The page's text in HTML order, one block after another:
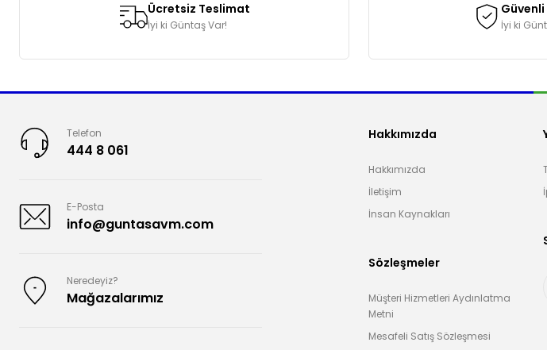
Ücretsiz Teslimat
İyi ki Güntaş Var!
Güvenli
İyi ki
Telefon
444 8 061
E-Posta
info@guntasavm.com
Neredeyiz?
Mağazalarımız
Hakkımızda
Hakkımızda
İletişim
İnsan Kaynakları
Sözleşmeler
Müşteri Hizmetleri Aydınlatma
Metni
Mesafeli Satış Sözleşmesi